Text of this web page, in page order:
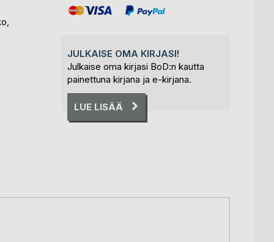
JULKAISE OMA KIRJASI!
Julkaise oma kirjasi BoD:n kautta
painettuna kirjana ja e-kirjana.
LUE LISÄÄ